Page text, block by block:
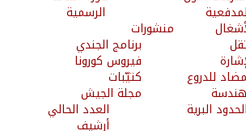
للدروع
البرية
الرسمية
منشورات
برنامج الجندي
فيروس كورونا
كتيّبات
مجلة الجيش
العدد الحالي
أرشيف